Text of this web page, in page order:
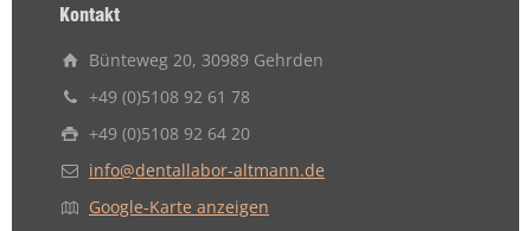
Kontakt
Bünteweg 20, 30989 Gehrden
+49 (0)5108 92 61 78
+49 (0)5108 92 64 20
info@dentallabor-altmann.de
Google-Karte anzeigen